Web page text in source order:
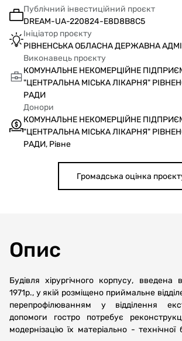
Публічний інвестиційний проєкт
DREAM-UA-220824-E8D8B8C5
Ініціатор проєкту
РІВНЕНСЬКА ОБЛАСНА ДЕРЖАВНА
Виконавець проєкту
КОМУНАЛЬНЕ НЕКОМЕРЦІЙНЕ
"ЦЕНТРАЛЬНА МІСЬКА ЛІКАРНЯ"
РАДИ
Донори
КОМУНАЛЬНЕ НЕКОМЕРЦІЙНЕ
"ЦЕНТРАЛЬНА МІСЬКА ЛІКАРНЯ"
РАДИ, Рівне
Громадська оцінка
Опис
Будівля хірургічного корпусу, введена
1971р., у якій розміщено приймальне
перепрофілюванням у відділення
допомоги гостро потребує
модернізацію їх матеріально -